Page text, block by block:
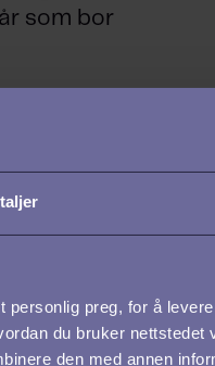
preg, for å
du bruker nettstedet
den med annen
som bor
bak
sin